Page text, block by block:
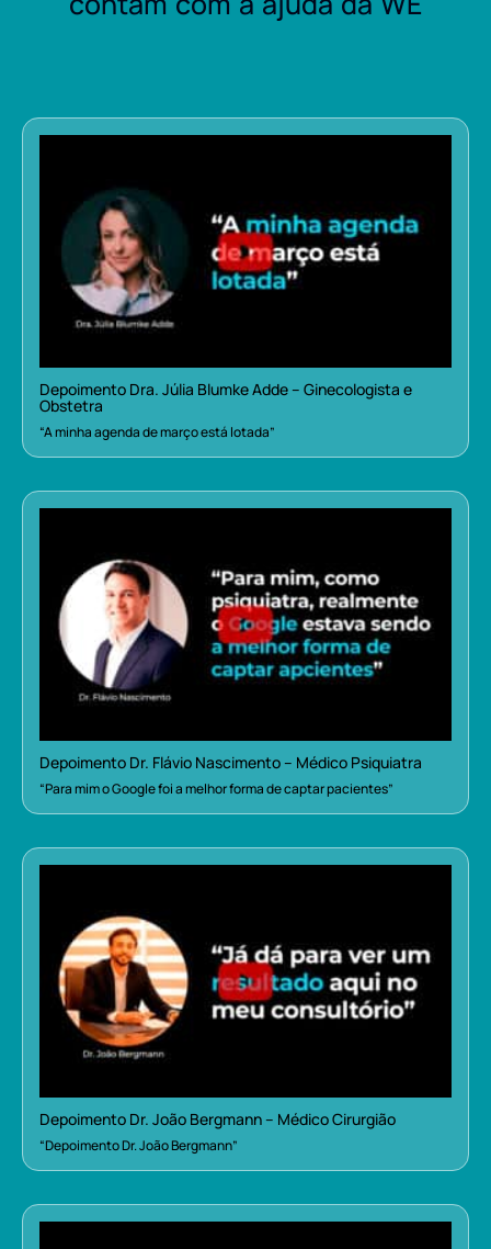
Depoimento Dra. Júlia Blumke Adde – Ginecologista e
Obstetra
“A minha agenda de março está lotada”
Depoimento Dr. Flávio Nascimento – Médico Psiquiatra
“Para mim o Google foi a melhor forma de captar pacientes”
Depoimento Dr. João Bergmann – Médico Cirurgião
“Depoimento Dr. João Bergmann”